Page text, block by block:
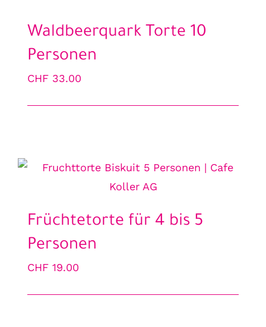
Waldbeerquark Torte 10
Personen
CHF 33.00
Früchtetorte für 4 bis 5
Personen
CHF 19.00